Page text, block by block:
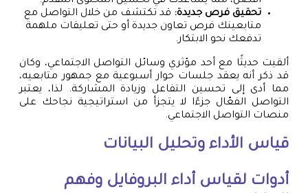
تحقيق فرص جديدة: قد تكتشف من خلال التواصل مع
متابعينك فرص تعاون جديدة أو حتى تعليقات ملهمة
تدفعك نحو الابتكار.
ألقيت حديثًا مع أحد مؤثري وسائل التواصل الاجتماعي، وكان
قد ذكر أنه يعقد جلسات حوار أسبوعية مع جمهور متابعيه،
مما أدى إلى تحسين التفاعل وزيادة المشاركة. لذا، يعتبر
التواصل الفعّال جزءًا لا يتجزأ من استراتيجية نجاحك على
منصات التواصل الاجتماعي.
قياس الأداء وتحليل البيانات
أدوات لقياس أداء البروفايل وفهم